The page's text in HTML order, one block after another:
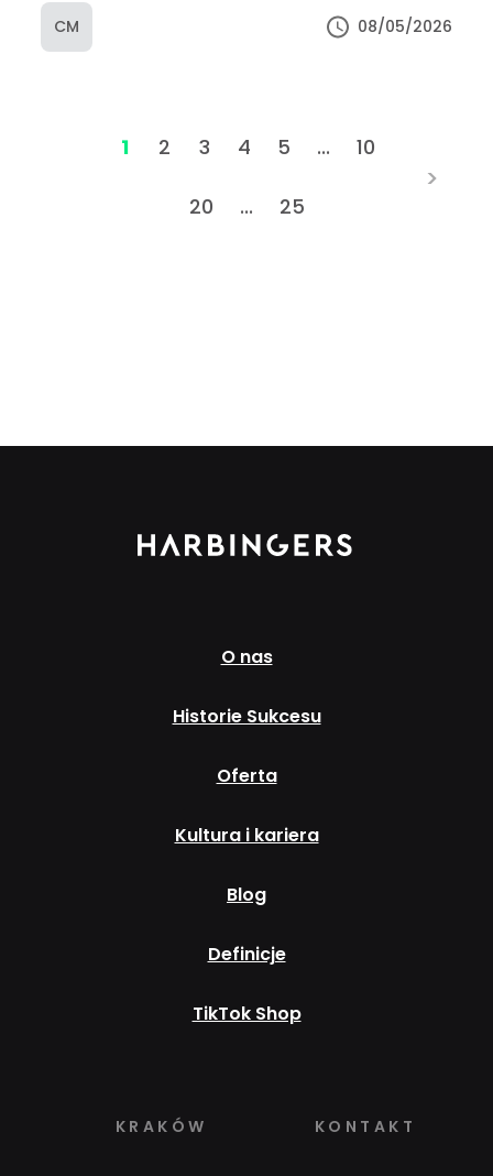
CM 08/05/2026
1 2 3 4 5 ... 10
20 ...
>
25
O nas
Historie Sukcesu
Oferta
Kultura i kariera
Blog
Definicje
TikTok Shop
KRAKÓW KONTAKT